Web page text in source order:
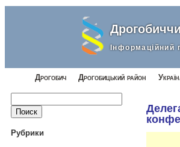
Інформаційний
Дрогобич Дрогобицький район
Найти:
Рубрики